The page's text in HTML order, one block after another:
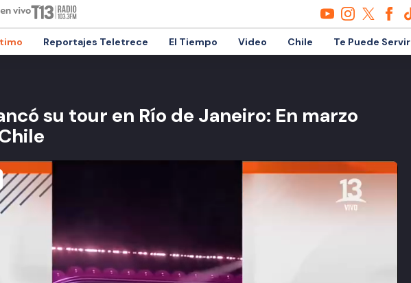
Reportajes Teletrece El Tiempo Video Chile Te Puede Servir
su tour en Río de Janeiro: En marzo